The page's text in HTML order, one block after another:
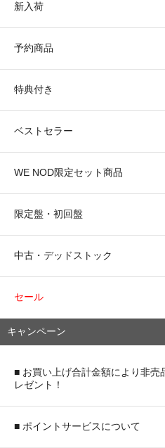
新入荷
予約商品
特典付き
ベストセラー
WE NOD限定セット商品
限定盤・初回盤
中古・デッドストック
セール
キャンペーン
■ お買い上げ合計金額により非売
レゼント！
■ ポイントサービスについて